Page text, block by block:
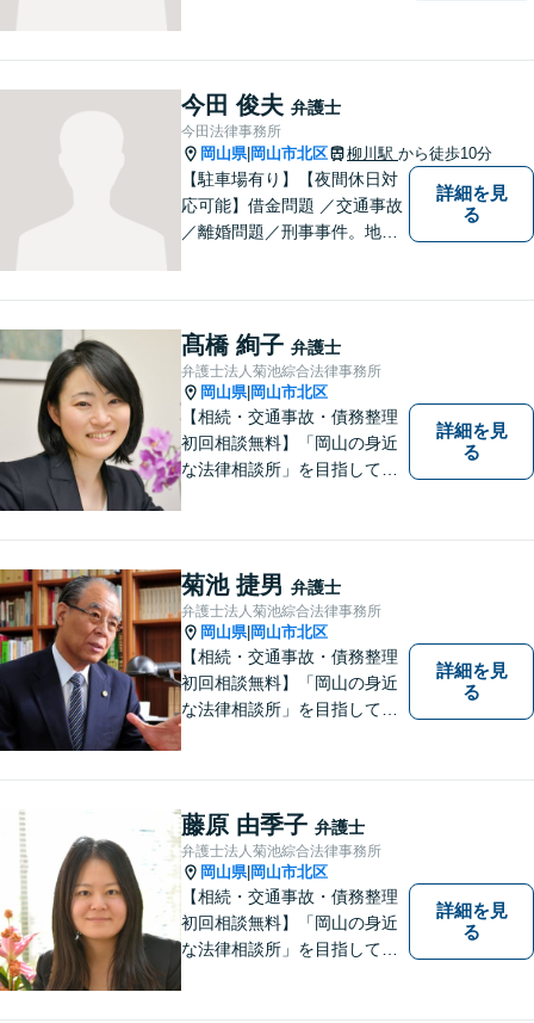
事件・犯罪被害者支援など幅
広い事件に対応！
今田 俊夫 弁護士
今田法律事務所
岡山県| 岡山市北区 柳川駅 から徒歩10分
【駐車場有り】【夜間休日対
応可能】借金問題 ／交通事故
／離婚問題／刑事事件。地域
軽にご相談ください。
詳細を見
る
髙橋 絢子 弁護士
弁護士法人菊池綜合法律事務所
岡山県| 岡山市北区
【相続・交通事故・債務整理
初回相談無料】「岡山の身近
な法律相談所」を目指してい
でサポートしていきます。ど
んなささいなことでも構いま
せん。お気軽にご相談くださ
い。【土曜日も受付可能】
【専用駐車場あり】
詳細を見
る
菊池 捷男 弁護士
弁護士法人菊池綜合法律事務所
岡山県| 岡山市北区
【相続・交通事故・債務整理
初回相談無料】「岡山の身近
な法律相談所」を目指してい
でサポートしていきます。ど
んなささいなことでも構いま
せん。お気軽にご相談くださ
い。【土曜日も受付可能】
【専用駐車場あり】
詳細を見
る
藤原 由季子 弁護士
弁護士法人菊池綜合法律事務所
岡山県| 岡山市北区
【相続・交通事故・債務整理
初回相談無料】「岡山の身近
な法律相談所」を目指してい
詳細を見
る